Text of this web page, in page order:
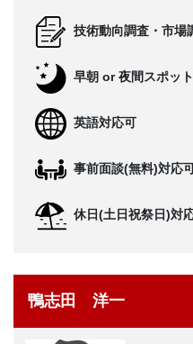
技術動向調査・市場
早朝 or 夜間スポッ
英語対応可
事前面談(無料)対応
休日(土日祝祭日)対
鴨志田 洋一